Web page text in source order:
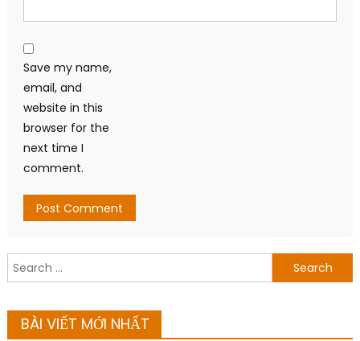
Save my name,
email, and
website in this
browser for the
next time I
comment.
Search
for:
BÀI VIẾT MỚI NHẤT